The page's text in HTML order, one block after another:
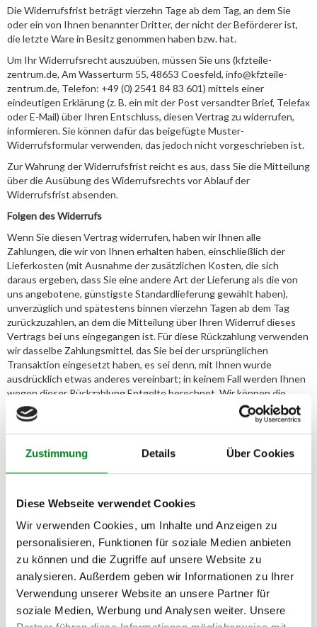
Zustimmung Details Über Cookies
Diese Webseite verwendet Cookies
Wir verwenden Cookies, um Inhalte und Anzeigen zu
personalisieren, Funktionen für soziale Medien anbieten
zu können und die Zugriffe auf unsere Website zu
analysieren. Außerdem geben wir Informationen zu Ihrer
Verwendung unserer Website an unsere Partner für
soziale Medien, Werbung und Analysen weiter. Unsere
Die Widerrufsfrist beträgt vierzehn Tage ab dem Tag, an dem Sie
oder ein von Ihnen benannter Dritter, der nicht der Beförderer ist,
die letzte Ware in Besitz genommen haben bzw. hat.
Um Ihr Widerrufsrecht auszuüben, müssen Sie uns (kfzteile-
zentrum.de, Am Wasserturm 55, 48653 Coesfeld, info@kfzteile-
zentrum.de, Telefon: +49 (0) 2541 84 83 601) mittels einer
eindeutigen Erklärung (z. B. ein mit der Post versandter Brief, Telefax
oder E-Mail) über Ihren Entschluss, diesen Vertrag zu widerrufen,
informieren. Sie können dafür das beigefügte Muster-
Widerrufsformular verwenden, das jedoch nicht vorgeschrieben ist.
Zur Wahrung der Widerrufsfrist reicht es aus, dass Sie die Mitteilung
über die Ausübung des Widerrufsrechts vor Ablauf der
Widerrufsfrist absenden.
Folgen des Widerrufs
Wenn Sie diesen Vertrag widerrufen, haben wir Ihnen alle
Zahlungen, die wir von Ihnen erhalten haben, einschließlich der
Lieferkosten (mit Ausnahme der zusätzlichen Kosten, die sich
daraus ergeben, dass Sie eine andere Art der Lieferung als die von
uns angebotene, günstigste Standardlieferung gewählt haben),
unverzüglich und spätestens binnen vierzehn Tagen ab dem Tag
zurückzuzahlen, an dem die Mitteilung über Ihren Widerruf dieses
Vertrags bei uns eingegangen ist. Für diese Rückzahlung verwenden
wir dasselbe Zahlungsmittel, das Sie bei der ursprünglichen
Transaktion eingesetzt haben, es sei denn, mit Ihnen wurde
ausdrücklich etwas anderes vereinbart; in keinem Fall werden Ihnen
wegen dieser Rückzahlung Entgelte berechnet. Wir können die
Rückzahlung verweigern, bis wir die Waren wieder zurückerhalten
haben oder bis Sie den Nachweis erbracht haben, dass Sie die Waren
zurückgesandt haben, je nachdem, welches der frühere Zeitpunkt
Sie haben die Waren unverzüglich und in jedem Fall spätestens
Widerruf dieses Vertrags unterrichten, an uns zurückzusenden oder
der Frist von vierzehn Tagen absenden. Sie müssen für einen
etwaigen Wertverlust der Waren nur aufkommen, wenn dieser
Wertverlust auf einen zur Prüfung der Beschaffenheit,
Eigenschaften und Funktionsweise der Waren nicht notwendigen
Umgang mit ihnen zurückzuführen ist.
Muster-Widerrufsformular